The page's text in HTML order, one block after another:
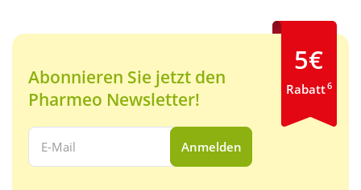
Abonnieren Sie jetzt den
Pharmeo Newsletter!
Ihre E-Mail Adresse:
Anmelden
5€
Rabatt6